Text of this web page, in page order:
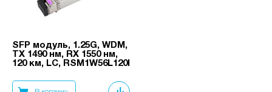
SFP модуль, 1.25G, WDM,
TX 1490 нм, RX 1550 нм,
120 км, LC, RSM1W56L120I